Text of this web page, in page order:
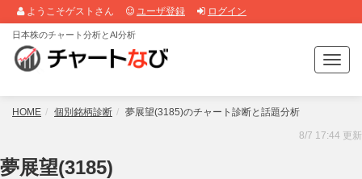
ようこそゲストさん ユーザ登録 ログイン
T
o
g
e
日本株のチャート分析とAI分析
HOME 個別銘柄診断 夢展望(3185)のチャート診断と話題分析
8/7 17:44 更新
夢展望(3185)